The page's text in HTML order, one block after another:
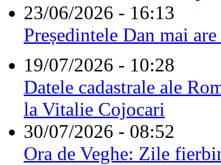
23/06/2026 - 16:13
Președintele Dan mai
19/07/2026 - 10:28
Datele cadastrale ale
la Vitalie Cojocari
30/07/2026 - 08:52
Ora de Veghe: Zile